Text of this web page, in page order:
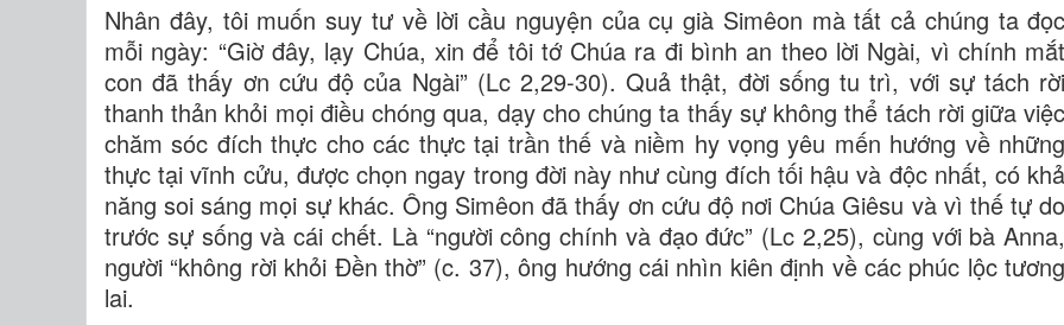
Nhân đây, tôi muốn suy tư về lời cầu nguyện của cụ già Simêon mà tất cả chúng ta đọc
mỗi ngày: “Giờ đây, lạy Chúa, xin để tôi tớ Chúa ra đi bình an theo lời Ngài, vì chính mắt
con đã thấy ơn cứu độ của Ngài” (Lc 2,29-30). Quả thật, đời sống tu trì, với sự tách rời
thanh thản khỏi mọi điều chóng qua, dạy cho chúng ta thấy sự không thể tách rời giữa việc
chăm sóc đích thực cho các thực tại trần thế và niềm hy vọng yêu mến hướng về những
thực tại vĩnh cửu, được chọn ngay trong đời này như cùng đích tối hậu và độc nhất, có khả
năng soi sáng mọi sự khác. Ông Simêon đã thấy ơn cứu độ nơi Chúa Giêsu và vì thế tự do
trước sự sống và cái chết. Là “người công chính và đạo đức” (Lc 2,25), cùng với bà Anna,
người “không rời khỏi Đền thờ” (c. 37), ông hướng cái nhìn kiên định về các phúc lộc tương
lai.